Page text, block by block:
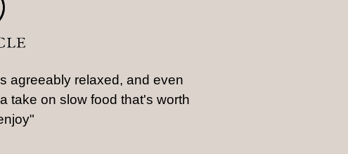
agreeably relaxed, and even
take on slow food that's worth